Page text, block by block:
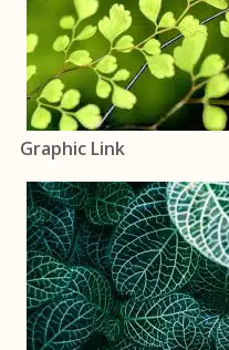
Graphic Link